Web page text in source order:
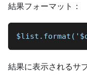
結果フォーマット：
結果に表示されるサ